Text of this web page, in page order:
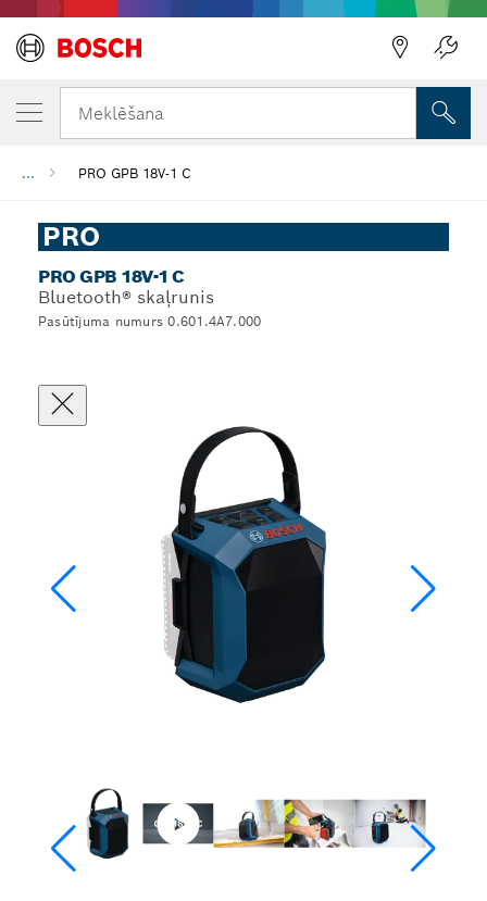
Meklēšana
... PRO GPB 18V-1 C
PRO
PRO GPB 18V-1 C
Bluetooth® skaļrunis
Pasūtījuma numurs 0.601.4A7.000